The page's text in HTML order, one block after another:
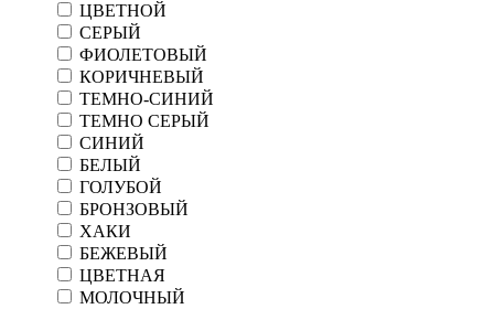
ЦВЕТНОЙ
СЕРЫЙ
ФИОЛЕТОВЫЙ
КОРИЧНЕВЫЙ
ТЕМНО-СИНИЙ
ТЕМНО СЕРЫЙ
СИНИЙ
БЕЛЫЙ
ГОЛУБОЙ
БРОНЗОВЫЙ
ХАКИ
БЕЖЕВЫЙ
ЦВЕТНАЯ
МОЛОЧНЫЙ